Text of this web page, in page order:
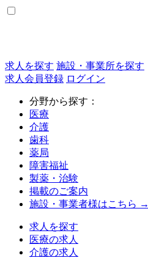
求人を探す 施設・事業所を探す
求人会員登録 ログイン
分野から探す：
医療
介護
歯科
薬局
障害福祉
製薬・治験
掲載のご案内
施設・事業者様はこちら →
求人を探す
医療の求人
介護の求人